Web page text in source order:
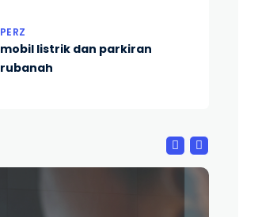
PERZ
mobil listrik dan parkiran
rubanah